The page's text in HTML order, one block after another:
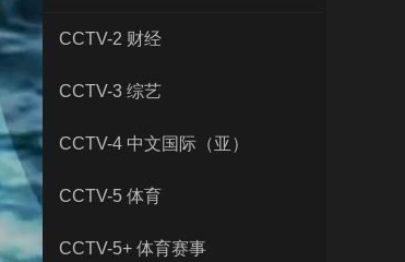
汽车 数智 5G
CCTV-2 财经
CCTV-3 综艺
CCTV-4 中文国际（亚）
CCTV-5 体育
CCTV-5+ 体育赛事